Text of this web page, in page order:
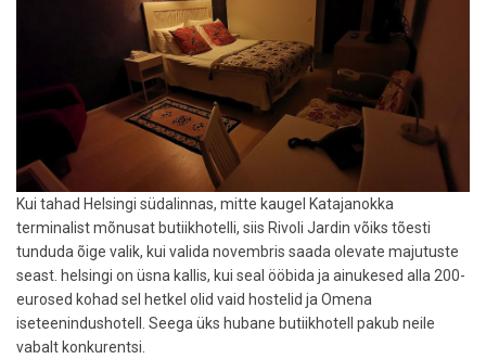
Kui tahad Helsingi südalinnas, mitte kaugel Katajanokka
terminalist mõnusat butiikhotelli, siis Rivoli Jardin võiks tõesti
tunduda õige valik, kui valida novembris saada olevate majutuste
seast. helsingi on üsna kallis, kui seal ööbida ja ainukesed alla 200-
eurosed kohad sel hetkel olid vaid hostelid ja Omena
iseteenindushotell. Seega üks hubane butiikhotell pakub neile
vabalt konkurentsi.